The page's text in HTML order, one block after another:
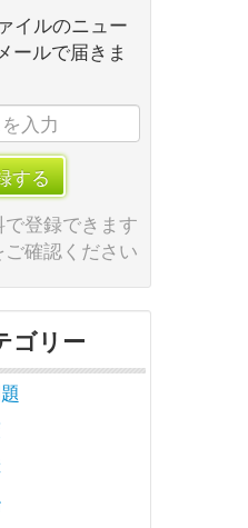
イルのニュー
ールで届きま
する
登録できます
ご確認ください
ゴリー